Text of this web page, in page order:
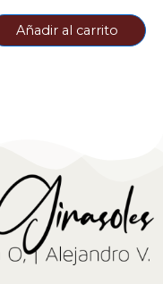
Añadir al carrito